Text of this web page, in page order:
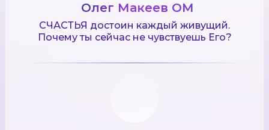
СЧАСТЬЯ достоин каждый живущий.
Почему ты сейчас не чувствуешь Его?
Олег Макеев ОМ